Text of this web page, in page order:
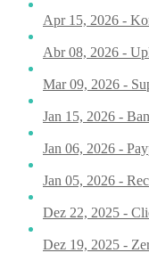
Apr 15, 2026 -
Abr 08, 2026 -
Mar 09, 2026 -
Jan 15, 2026 -
Jan 06, 2026 -
Jan 05, 2026 -
Dez 22, 2025 -
Dez 19, 2025 -